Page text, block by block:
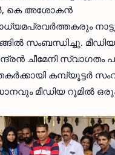
കെ അശോകന്‍
സംബന്ധിച്ചു. മീഡിയ
ചീമേനി സ്വാഗതം
കമ്പ്യൂട്ടര്‍
മീഡിയ റൂമില്‍